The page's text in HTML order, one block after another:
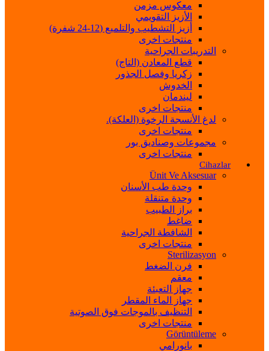
معكوس مزمن
الأزيز التقويمي
أزيز التشطيب والتلميع (12-24 شفرة)
منتجات اخرى
التدريبات الجراحية
قطع المعادن (التاج)
زكريا وفصل الجذور
الخدوش
ليندمان
منتجات اخرى
لدغ الأنسجة الرخوة (العلكة).
منتجات اخرى
مجموعات وصناديق بور
منتجات اخرى
Cihazlar
Ünit Ve Aksesuar
وحدة طب الأسنان
وحدة متنقلة
براز الطبيب
ضاغط
الشافطة الجراحية
منتجات اخرى
Sterilizasyon
فرن الضغط
معقم
جهاز التعبئة
جهاز الماء المقطر
التنظيف بالموجات فوق الصوتية
منتجات اخرى
Görüntüleme
بانورامي